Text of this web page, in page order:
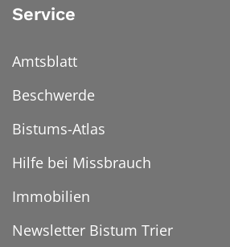
Service
Amtsblatt
Beschwerde
Bistums-Atlas
Hilfe bei Missbrauch
Immobilien
Newsletter Bistum Trier